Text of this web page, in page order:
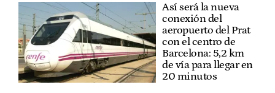
Así será la nueva
conexión del
aeropuerto del Prat
con el centro de
Barcelona: 5,2 km
de vía para llegar en
20 minutos